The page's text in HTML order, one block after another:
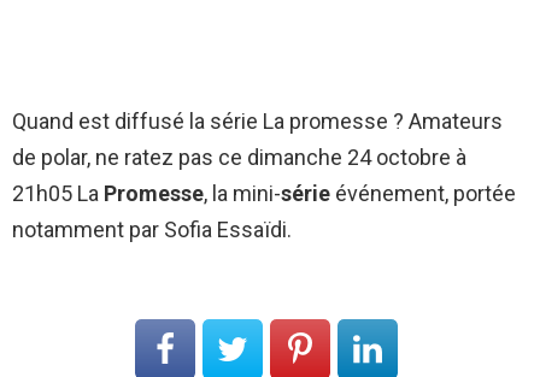
Quand est diffusé la série La promesse ? Amateurs
de polar, ne ratez pas ce dimanche 24 octobre à
21h05 La Promesse, la mini-série événement, portée
notamment par Sofia Essaïdi.